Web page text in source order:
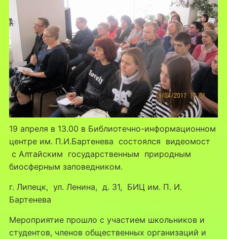
19 апреля в 13.00 в Библиотечно-информационном
центре им. П.И.Бартенева состоялся видеомост
с Алтайским государственным природным
биосферным заповедником.
г. Липецк, ул. Ленина, д. 31, БИЦ им. П. И.
Бартенева
Мероприятие прошло с участием школьников и
студентов, членов общественных организаций и